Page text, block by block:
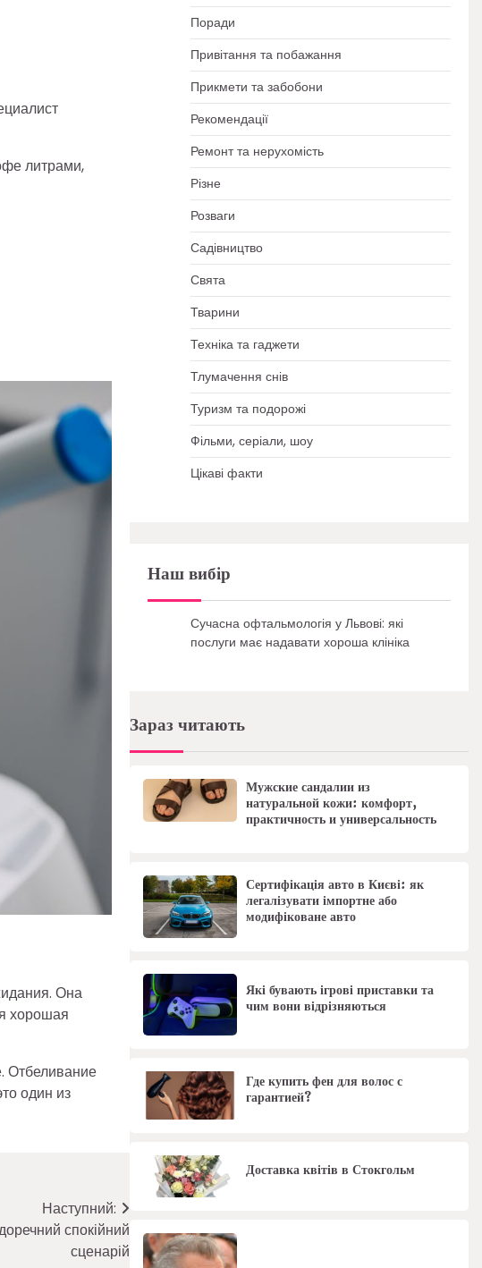
литрами,
Она
хорошая
Отбеливание
один из
Наступний:
спокійний
сценарій
Поради
Привітання та побажання
Прикмети та забобони
Рекомендації
Ремонт та нерухомість
Різне
Розваги
Садівництво
Свята
Тварини
Техніка та гаджети
Тлумачення снів
Туризм та подорожі
Фільми, серіали, шоу
Цікаві факти
Наш вибір
Сучасна офтальмологія у Львові: які
послуги має надавати хороша клініка
Зараз читають
Мужские сандалии из
натуральной кожи: комфорт,
практичность и универсальность
Сертифікація авто в Києві: як
легалізувати імпортне або
модифіковане авто
Які бувають ігрові приставки та
чим вони відрізняються
Где купить фен для волос с
гарантией?
Доставка квітів в Стокгольм